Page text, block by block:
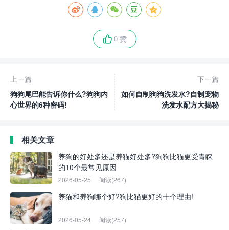
0 赞
上一篇
狗狗尾巴能告诉你什么?狗狗内
心世界的6种密码!
下一篇
如何自制狗狗洗发水?自制宠物
洗发水配方大揭秘
相关文章
养狗的好处多还是养猫好处多?狗狗比猫更受青睐
的10个最常见原因
2026-05-25 阅读(267)
养猫和养狗哪个好?狗比猫更好的十个理由!
2026-05-24 阅读(257)